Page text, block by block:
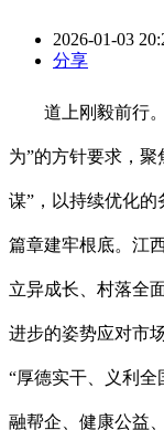
2026-01-03
分享
道上刚毅前行。
为”的方针要求，聚
谋”，以持续优化
篇章建牢根底。江
立异成长、村落全
进步的姿势应对市
“厚德实干、义利
融帮企、健康公益